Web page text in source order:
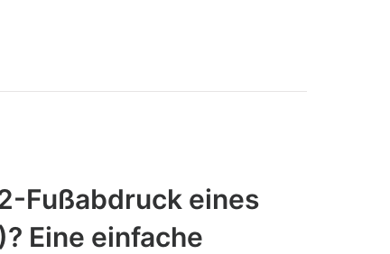
Fußabdruck eines
Eine einfache